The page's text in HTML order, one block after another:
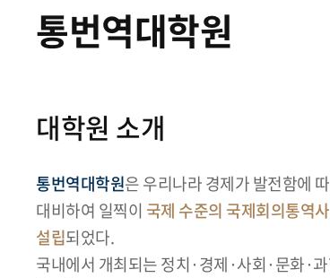
통번역대학원
대학원 소개
통번역대학원은 우리나라 경제가 발전함에
대비하여 일찍이 국제 수준의 국제회의통역
설립되었다.
국내에서 개최되는 정치·경제·사회·문화·